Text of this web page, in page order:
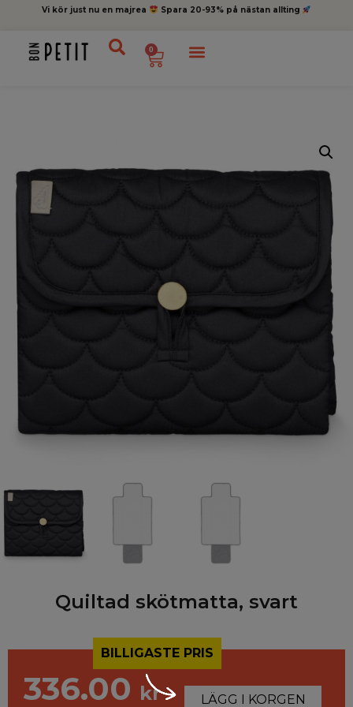
Vi kör just nu en majrea Spara 20-93% på nästan allting
0
Quiltad skötmatta, svart
BILLIGASTE PRIS
336.00 kr LÄGG I KORGEN